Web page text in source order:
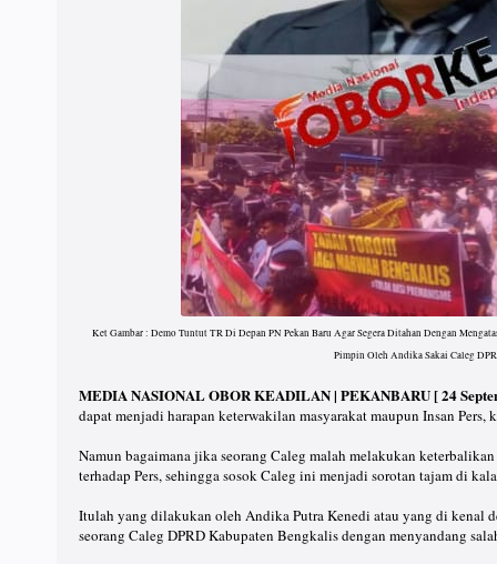
Ket Gambar : Demo Tuntut TR Di Depan PN Pekan Baru Agar Segera Ditahan Dengan
Pimpin Oleh Andika Sakai Caleg
MEDIA NASIONAL OBOR KEADILAN | PEKANBARU [ 24
dapat menjadi harapan keterwakilan masyarakat maupun Insan
Namun bagaimana jika seorang Caleg malah melakukan
terhadap Pers, sehingga sosok Caleg ini menjadi sorotan tajam di
Itulah yang dilakukan oleh Andika Putra Kenedi atau yang di kenal
seorang Caleg DPRD Kabupaten Bengkalis dengan menyandang